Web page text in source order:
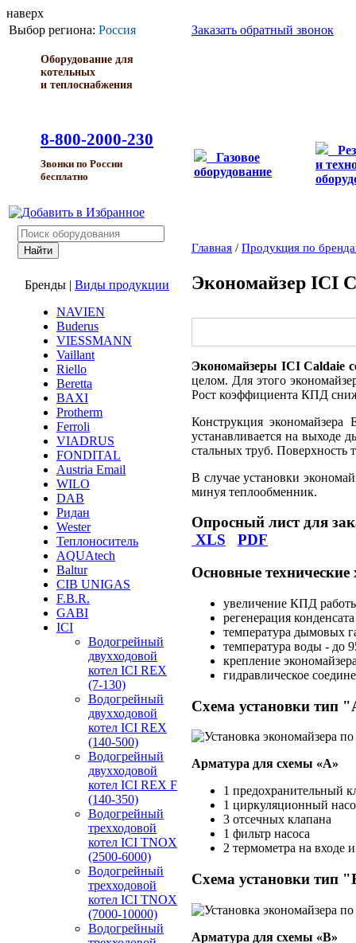
наверх
Выбор региона: Россия
Оборудование для
котельных
и теплоснабжения
8-800-2000-230
Звонки по России
бесплатно
Заказать обратный звонок
Газовое
оборудование
и
Бренды | Виды продукции
NAVIEN
Buderus
VIESSMANN
Vaillant
Riello
Beretta
BAXI
Protherm
Ferroli
VIADRUS
FONDITAL
Austria Email
WILO
DAB
Ридан
Wester
Теплоноситель
AQUAtech
Baltur
CIB UNIGAS
F.B.R.
GABI
ICI
Водогрейный
двухходовой
котел ICI REX
(7-130)
Водогрейный
двухходовой
котел ICI REX
(140-500)
Водогрейный
двухходовой
котел ICI REX F
(140-350)
Водогрейный
трехходовой
котел ICI TNOX
(2500-6000)
Водогрейный
трехходовой
котел ICI TNOX
(7000-10000)
Водогрейный
Главная / Продукция по
Экономайзер ICI
Экономайзеры ICI Caldaie
целом. Для этого
Рост коэффициента КПД
Конструкция
устанавливается на выходе
стальных труб.
В случае установки
минуя теплообменник.
Опросный лист для
XLS
PDF
Основные
увеличение КПД
регенерация
температура дымовых
температура воды - до
крепление
гидравлическое
Схема установки тип
Арматура для схемы «A»
1 предохранительный
1 циркуляционный
3 отсечных клапана
1 фильтр насоса
2 термометра на входе
Схема установки тип
Арматура для схемы «B»